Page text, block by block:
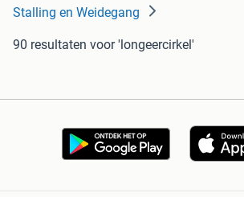
Stalling en Weidegang
90 resultaten voor 'longeercirkel'